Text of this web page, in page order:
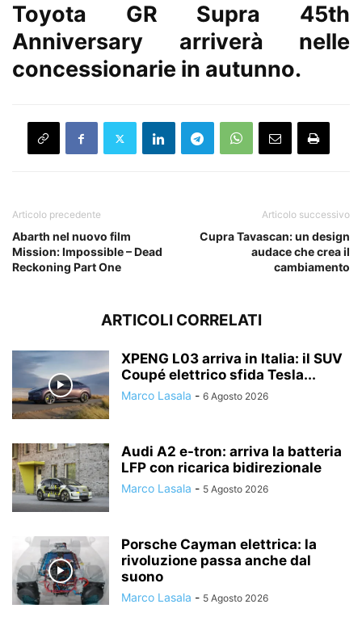
Toyota GR Supra 45th
Anniversary arriverà nelle
concessionarie in autunno.
Articolo precedente
Abarth nel nuovo film
Mission: Impossible – Dead
Reckoning Part One
Articolo successivo
Cupra Tavascan: un design
audace che crea il
cambiamento
ARTICOLI CORRELATI
XPENG L03 arriva in Italia: il SUV
Coupé elettrico sfida Tesla...
Marco Lasala - 6 Agosto 2026
Audi A2 e-tron: arriva la batteria
LFP con ricarica bidirezionale
Marco Lasala - 5 Agosto 2026
Porsche Cayman elettrica: la
rivoluzione passa anche dal
suono
Marco Lasala - 5 Agosto 2026